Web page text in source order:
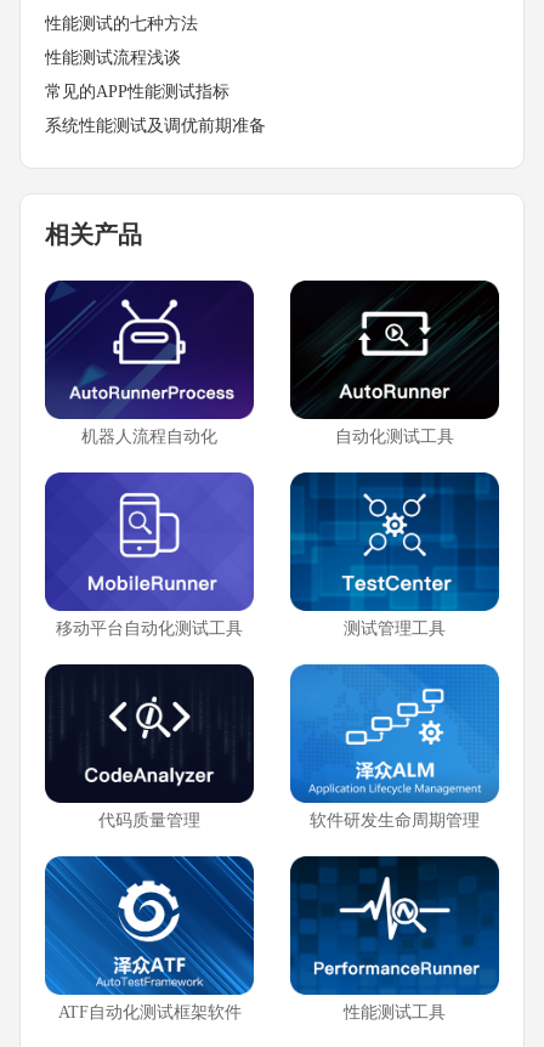
性能测试的七种方法
性能测试流程浅谈
常见的APP性能测试指标
系统性能测试及调优前期准备
相关产品
机器人流程自动化 自动化测试工具
移动平台自动化测试工具 测试管理工具
代码质量管理 软件研发生命周期管理
ATF自动化测试框架软件 性能测试工具